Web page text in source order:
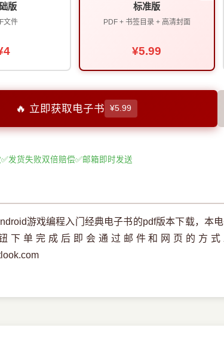
版
文件
标准版
PDF + 书签目录 + 高清封面
¥5.99
🔥 立即获取电子书 ¥5.99
✅发货失败双倍赔偿✅邮箱即时发送
游戏编程入门经典电子书的pdf版本下载，本
下单完成后即会通过邮件和网页的方